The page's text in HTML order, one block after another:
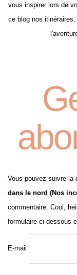
vous inspirer lors de
ce blog nos
Vous pouvez suivre la
dans le nord (Nos
commentaire. Cool,
formulaire ci-dessous
E-mail